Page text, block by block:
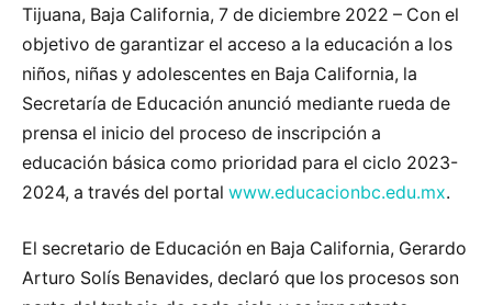
Tijuana, Baja California, 7 de diciembre 2022 – Con el
objetivo de garantizar el acceso a la educación a los
niños, niñas y adolescentes en Baja California, la
Secretaría de Educación anunció mediante rueda de
prensa el inicio del proceso de inscripción a
educación básica como prioridad para el ciclo 2023-
2024, a través del portal www.educacionbc.edu.mx.
El secretario de Educación en Baja California, Gerardo
Arturo Solís Benavides, declaró que los procesos son